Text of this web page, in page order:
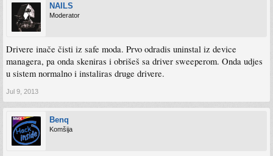
NAILS
Moderator
Drivere inače čisti iz safe moda. Prvo odradis uninstal iz device
managera, pa onda skeniras i obrišeš sa driver sweeperom. Onda udjes
u sistem normalno i instaliras druge drivere.
Jul 9, 2013
Benq
Komšija